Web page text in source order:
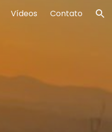
Vídeos Contato